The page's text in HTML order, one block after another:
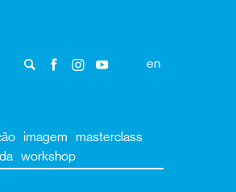
en
imagem
masterclass
workshop